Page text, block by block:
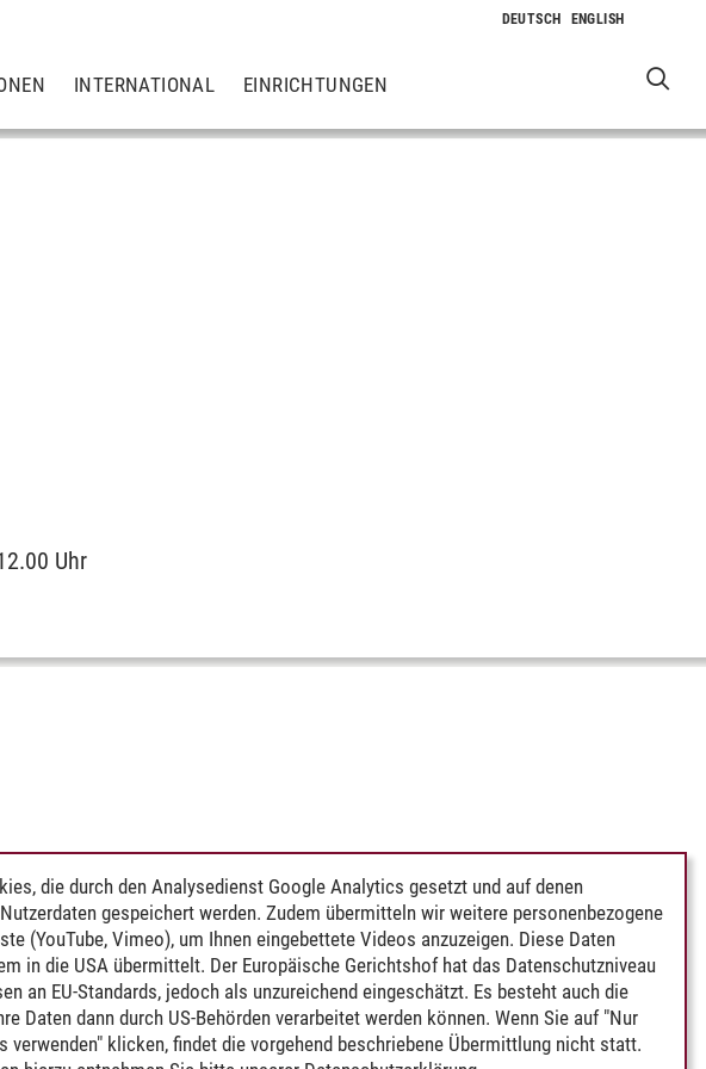
INTERNATIONAL EINRICHTUNGEN
Uhr
die durch den Analysedienst Google Analytics gesetzt und auf denen
gespeichert werden. Zudem übermitteln wir weitere personenbezogene
(YouTube, Vimeo), um Ihnen eingebettete Videos anzuzeigen. Diese Daten
in die USA übermittelt. Der Europäische Gerichtshof hat das Datenschutzniveau
an EU-Standards, jedoch als unzureichend eingeschätzt. Es besteht auch die
Daten dann durch US-Behörden verarbeitet werden können. Wenn Sie auf "Nur
verwenden" klicken, findet die vorgehend beschriebene Übermittlung nicht statt.